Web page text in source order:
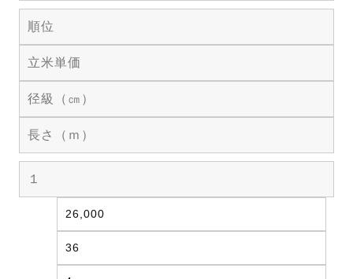
順位
立米単価
径級（㎝）
長さ（ｍ）
１
26,000
36